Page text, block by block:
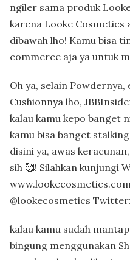
ngiler sama produk
karena Looke Cosmetics
dibawah lho! Kamu bisa
commerce aja ya untuk
Oh ya, selain
Cushionnya lho,
kalau kamu kepo banget
kamu bisa banget
disini ya, awas
sih 🥰! Silahkan kunjungi
www.lookecosmetics.com
@lookecosmetics Twitter:
kalau kamu sudah
bingung menggunakan